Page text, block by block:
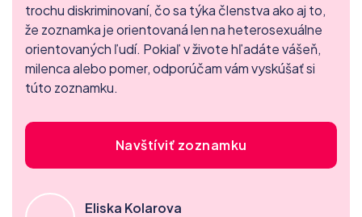
trochu diskriminovaní, čo sa týka členstva ako aj to,
že zoznamka je orientovaná len na heterosexuálne
orientovaných ľudí. Pokiaľ v živote hľadáte vášeň,
milenca alebo pomer, odporúčam vám vyskúšať si
túto zoznamku.
Navštíviť zoznamku
Eliska Kolarova